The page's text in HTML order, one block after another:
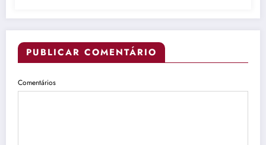
PUBLICAR COMENTÁRIO
Comentários